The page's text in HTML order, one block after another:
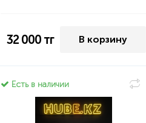
32 000 тг В корзину
Есть в наличии